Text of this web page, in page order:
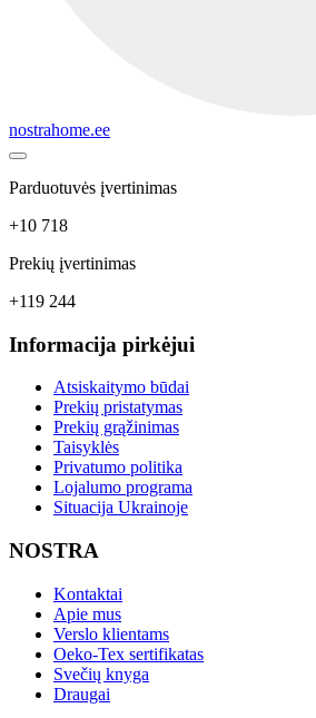
nostrahome.ee
Parduotuvės įvertinimas
+10 718
Prekių įvertinimas
+119 244
Informacija pirkėjui
Atsiskaitymo būdai
Prekių pristatymas
Prekių grąžinimas
Taisyklės
Privatumo politika
Lojalumo programa
Situacija Ukrainoje
NOSTRA
Kontaktai
Apie mus
Verslo klientams
Oeko-Tex sertifikatas
Svečių knyga
Draugai